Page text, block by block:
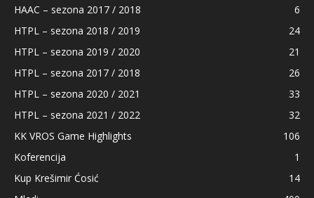
HAAC – sezona 2017 / 2018
6
HTPL – sezona 2018 / 2019
24
HTPL – sezona 2019 / 2020
21
HTPL – sezona 2017 / 2018
26
HTPL – sezona 2020 / 2021
33
HTPL – sezona 2021 / 2022
32
KK VROS Game Highlights
106
Koferencija
1
Kup Krešimir Ćosić
14